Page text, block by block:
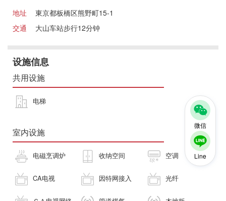
微信
Line
地址
東京都板橋区熊野町15-1
交通
大山车站步行12分钟
设施信息
共用设施
电梯
室内设施
电磁烹调炉 收纳空间 空调
CA电视 因特网接入 光纤